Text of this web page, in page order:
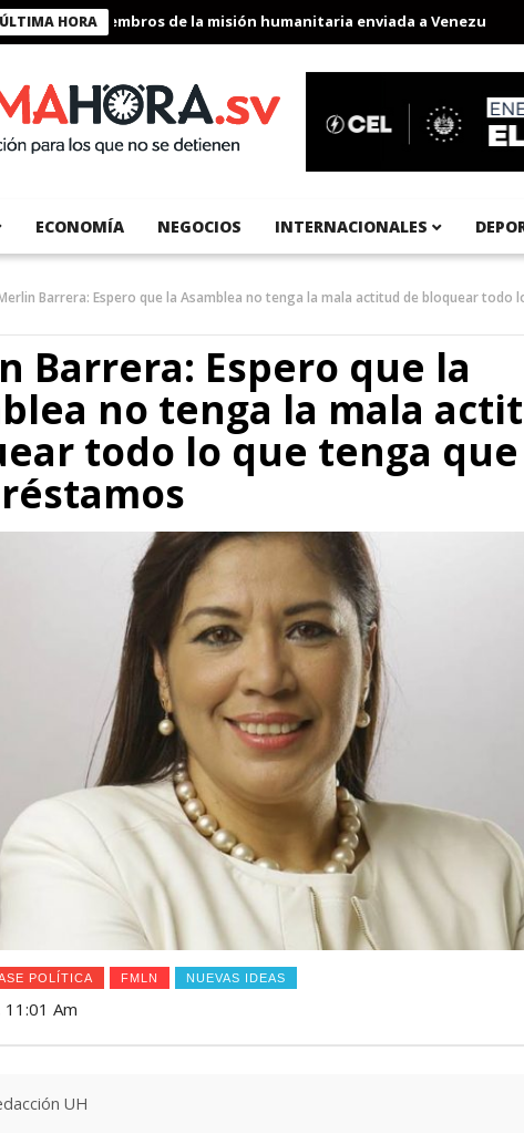
HORA
a miembros de la misión humanitaria enviada a Venezuela
ECONOMÍA NEGOCIOS INTERNACIONALES
Barrera: Espero que la Asamblea no tenga la mala actitud de bloquear todo
Barrera: Espero que la
no tenga la mala
todo lo que tenga
POLÍTICA FMLN NUEVAS IDEAS
Am
UH